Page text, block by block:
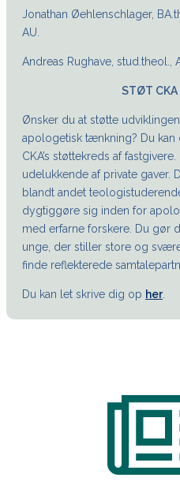
Jonathan Øehlenschlager,
AU.
Andreas Rughave, stud.theol.,
STØT CKA
Ønsker du at støtte
apologetisk tænkning? Du kan
CKA’s støttekreds af
udelukkende af private gaver.
blandt andet
dygtiggøre sig inden for
med erfarne forskere. Du gør
unge, der stiller store og
finde reflekterede
Du kan let skrive dig op her.